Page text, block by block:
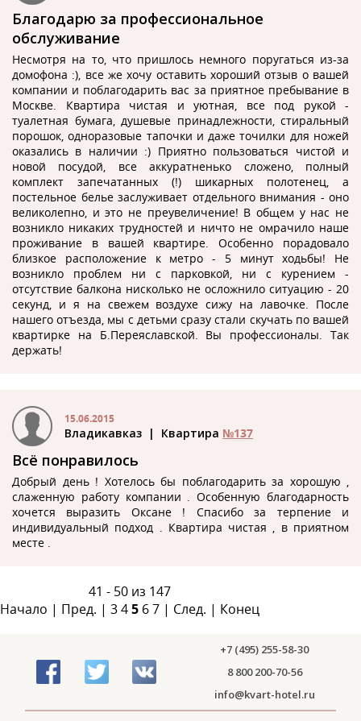
Благодарю за профессиональное
обслуживание
Несмотря на то, что пришлось немного поругаться из-за
домофона :), все же хочу оставить хороший отзыв о вашей
компании и поблагодарить вас за приятное пребывание в
Москве. Квартира чистая и уютная, все под рукой -
туалетная бумага, душевые принадлежности, стиральный
порошок, одноразовые тапочки и даже точилки для ножей
оказались в наличии :) Приятно пользоваться чистой и
новой посудой, все аккуратненько сложено, полный
комплект запечатанных (!) шикарных полотенец, а
постельное белье заслуживает отдельного внимания - оно
великолепно, и это не преувеличение! В общем у нас не
возникло никаких трудностей и ничто не омрачило наше
проживание в вашей квартире. Особенно порадовало
близкое расположение к метро - 5 минут ходьбы! Не
возникло проблем ни с парковкой, ни с курением -
отсутствие балкона нисколько не осложнило ситуацию - 20
секунд, и я на свежем воздухе сижу на лавочке. После
нашего отъезда, мы с детьми сразу стали скучать по вашей
квартирке на Б.Переяславской. Вы профессионалы. Так
держать!
15.06.2015
Владикавказ | Квартира №137
Всё понравилось
Добрый день ! Хотелось бы поблагодарить за хорошую ,
слаженную работу компании . Особенную благодарность
хочется выразить Оксане ! Спасибо за терпение и
индивидуальный подход . Квартира чистая , в приятном
месте .
41 - 50 из 147
Начало | Пред. | 345 67 | След. | Конец
+7 (495) 255-58-30
8 800 200-70-56
info@kvart-hotel.ru